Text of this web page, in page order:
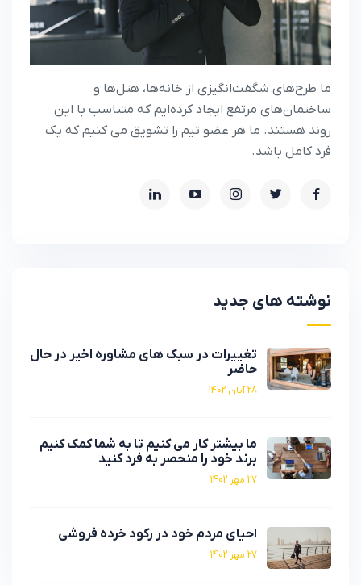
ما طرح‌های شگفت‌انگیزی از خانه‌ها، هتل‌ها و
ساختمان‌های مرتفع ایجاد کرده‌ایم که متناسب با این
روند هستند. ما هر عضو تیم را تشویق می کنیم که یک
فرد کامل باشد.
نوشته های جدید
تغییرات در سبک های مشاوره اخیر در حال
حاضر
28 آبان 1402
ما بیشتر کار می کنیم تا به شما کمک کنیم
برند خود را منحصر به فرد کنید
27 مهر 1402
احیای مردم خود در رکود خرده فروشی
27 مهر 1402